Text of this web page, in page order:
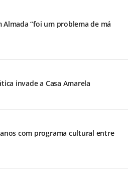
Almada “foi um problema de má
invade a Casa Amarela
com programa cultural entre